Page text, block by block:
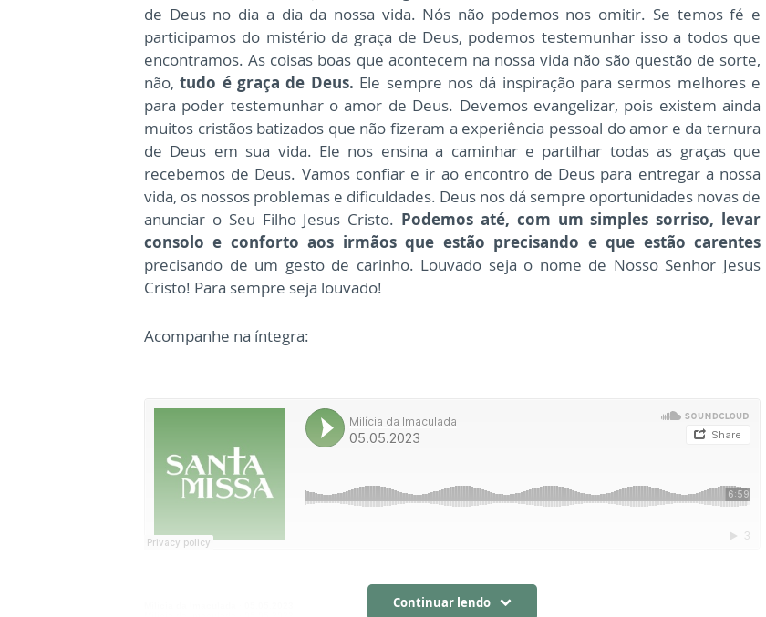
de Deus no dia a dia da nossa vida. Nós não podemos nos omitir. Se temos fé e
participamos do mistério da graça de Deus, podemos testemunhar isso a todos que
encontramos. As coisas boas que acontecem na nossa vida não são questão de sorte,
não,tudo é graça de Deus. Ele sempre nos dá inspiração para sermos melhores e
para poder testemunhar o amor de Deus. Devemos evangelizar, pois existem ainda
muitos cristãos batizados que não fizeram a experiência pessoal do amor e da ternura
de Deus em sua vida. Ele nos ensina a caminhar e partilhar todas as graças que
recebemos de Deus. Vamos confiar e ir ao encontro de Deus para entregar a nossa
vida, os nossos problemas e dificuldades. Deus nos dá sempre oportunidades novas de
anunciar o Seu Filho Jesus Cristo. Podemos até, com um simples sorriso, levar
consolo e conforto aos irmãos que estão precisando e que estão carentes
precisando de um gesto de carinho. Louvado seja o nome de Nosso Senhor Jesus
Cristo! Para sempre seja louvado!
Acompanhe na íntegra:
Continuar lendo